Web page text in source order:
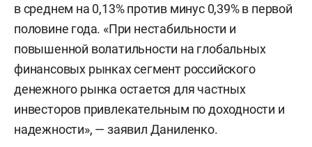
в среднем на 0,13% против минус 0,39% в первой
половине года. «При нестабильности и
повышенной волатильности на глобальных
финансовых рынках сегмент российского
денежного рынка остается для частных
инвесторов привлекательным по доходности и
надежности», — заявил Даниленко.